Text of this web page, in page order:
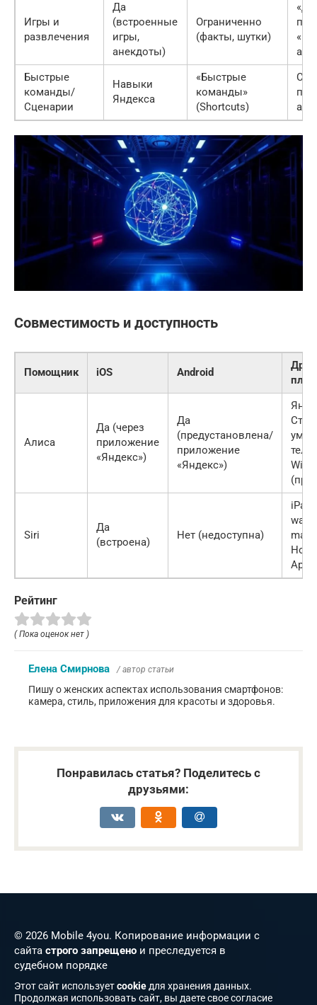
Игры и
развлечения
Да
(встроенные
игры,
анекдоты)
Ограниченно
(факты, шутки)
Быстрые
команды/
Сценарии
Навыки
Яндекса
«Быстрые
команды»
(Shortcuts)
Совместимость и доступность
Помощник iOS Android
Алиса
Да (через
приложение
«Яндекс»)
Да
(предустановлена/
приложение
«Яндекс»)
Siri
Да
(встроена)
Нет (недоступна)
Рейтинг
( Пока оценок нет )
Елена Смирнова / автор статьи
Пишу о женских аспектах использования смартфонов:
камера, стиль, приложения для красоты и здоровья.
Понравилась статья? Поделитесь с
друзьями:
© 2026 Mobile 4you. Копирование информации с
сайта строго запрещено и преследуется в
судебном порядке
Этот сайт используетcookie для хранения данных.
Продолжая использовать сайт, вы даете свое согласие